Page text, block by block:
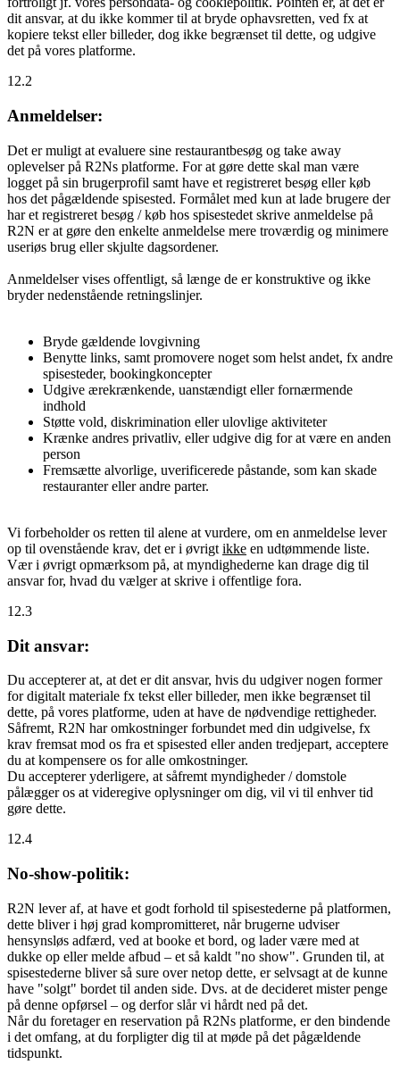
dit ansvar, at du ikke kommer til at bryde ophavsretten, ved fx at
kopiere tekst eller billeder, dog ikke begrænset til dette, og udgive
det på vores platforme.
12.2
Anmeldelser:
Det er muligt at evaluere sine restaurantbesøg og take away
oplevelser på R2Ns platforme. For at gøre dette skal man være
logget på sin brugerprofil samt have et registreret besøg eller køb
hos det pågældende spisested. Formålet med kun at lade brugere der
har et registreret besøg / køb hos spisestedet skrive anmeldelse på
R2N er at gøre den enkelte anmeldelse mere troværdig og minimere
useriøs brug eller skjulte dagsordener.
Anmeldelser vises offentligt, så længe de er konstruktive og ikke
bryder nedenstående retningslinjer.
Bryde gældende lovgivning
Benytte links, samt promovere noget som helst andet, fx andre
spisesteder, bookingkoncepter
Udgive ærekrænkende, uanstændigt eller fornærmende
indhold
Støtte vold, diskrimination eller ulovlige aktiviteter
Krænke andres privatliv, eller udgive dig for at være en anden
person
Fremsætte alvorlige, uverificerede påstande, som kan skade
restauranter eller andre parter.
Vi forbeholder os retten til alene at vurdere, om en anmeldelse lever
op til ovenstående krav, det er i øvrigt ikke en udtømmende liste.
Vær i øvrigt opmærksom på, at myndighederne kan drage dig til
ansvar for, hvad du vælger at skrive i offentlige fora.
12.3
Dit ansvar:
Du accepterer at, at det er dit ansvar, hvis du udgiver nogen former
for digitalt materiale fx tekst eller billeder, men ikke begrænset til
dette, på vores platforme, uden at have de nødvendige rettigheder.
Såfremt, R2N har omkostninger forbundet med din udgivelse, fx
krav fremsat mod os fra et spisested eller anden tredjepart, acceptere
du at kompensere os for alle omkostninger.
Du accepterer yderligere, at såfremt myndigheder / domstole
pålægger os at videregive oplysninger om dig, vil vi til enhver tid
gøre dette.
12.4
No-show-politik:
R2N lever af, at have et godt forhold til spisestederne på platformen,
dette bliver i høj grad kompromitteret, når brugerne udviser
hensynsløs adfærd, ved at booke et bord, og lader være med at
dukke op eller melde afbud – et så kaldt "no show". Grunden til, at
spisestederne bliver så sure over netop dette, er selvsagt at de kunne
have "solgt" bordet til anden side. Dvs. at de decideret mister penge
på denne opførsel – og derfor slår vi hårdt ned på det.
Når du foretager en reservation på R2Ns platforme, er den bindende
i det omfang, at du forpligter dig til at møde på det pågældende
tidspunkt.